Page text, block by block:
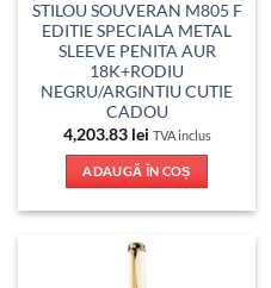
STILOU SOUVERAN M805 F
EDITIE SPECIALA METAL
SLEEVE PENITA AUR
18K+RODIU
NEGRU/ARGINTIU CUTIE
CADOU
4,203.83 lei TVA inclus
ADAUGĂ ÎN COȘ